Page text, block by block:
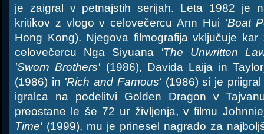
je zaigral v petnajstih serijah. Leta 1982 je
kritikov z vlogo v celovečercu Ann Hui 'Boat
Hong Kong). Njegova filmografija vključuje
celovečercu Nga Siyuana 'The Unwritten
'Sworn Brothers' (1986), Davida Laija in
(1986) in 'Rich and Famous'(1986) si je priigral
igralca na podelitvi Golden Dragon v
preostane le še 72 ur življenja, v filmu
Time' (1999), mu je prinesel nagrado za